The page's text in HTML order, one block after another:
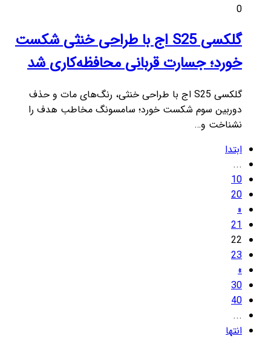
0
گلکسی S25 اج با طراحی خنثی شکست
خورد؛ جسارت قربانی محافظه‌کاری شد
گلکسی S25 اج با طراحی خنثی، رنگ‌های مات و حذف
دوربین سوم شکست خورد؛ سامسونگ مخاطب هدف را
نشناخت و…
ابتدا
...
10
20
«
21
22
23
»
30
40
...
انتها